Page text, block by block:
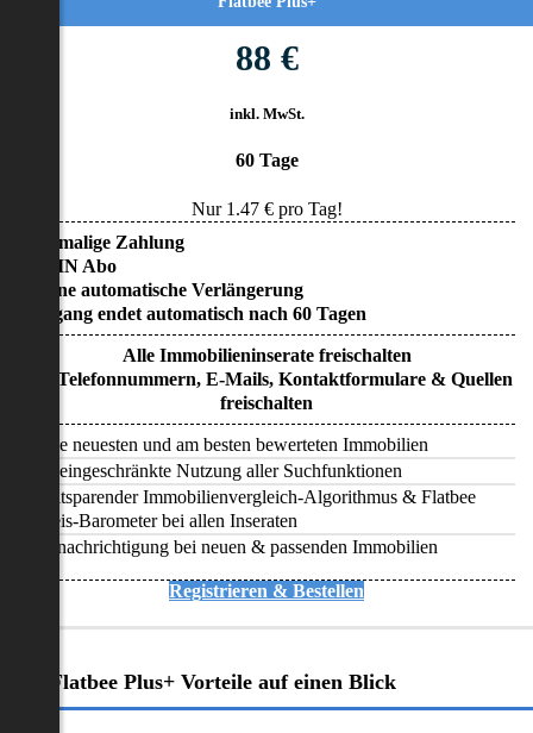
88 €
inkl. MwSt.
60 Tage
Nur 1.47€ pro Tag!
• Einmalige Zahlung
• KEIN Abo
• Keine automatische Verlängerung
• Zugang endet automatisch nach 60 Tagen
Alle Immobilieninserate freischalten
Alle Telefonnummern, E-Mails, Kontaktformulare & Quellen
freischalten
Alle neuesten und am besten bewerteten Immobilien
Uneingeschränkte Nutzung aller Suchfunktionen
Zeitsparender Immobilienvergleich-Algorithmus & Flatbee
Preis-Barometer bei allen Inseraten
Benachrichtigung bei neuen & passenden Immobilien
Registrieren & Bestellen
Flatbee Plus+ Vorteile auf einen Blick